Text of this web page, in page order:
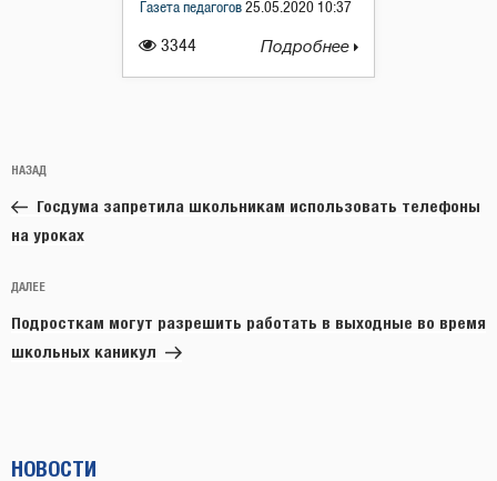
3344
Газета педагогов 25.05.2020 10:37
Подробнее
по
записям
Предыдущая
запись:
НАЗАД
Госдума запретила школьникам использовать телефоны
на уроках
Следующая
запись
ДАЛЕЕ
Подросткам могут разрешить работать в выходные во время
школьных каникул
НОВОСТИ